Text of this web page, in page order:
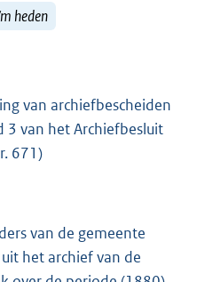
heden
van archiefbescheiden
3 van het Archiefbesluit
671)
van de gemeente
het archief van de